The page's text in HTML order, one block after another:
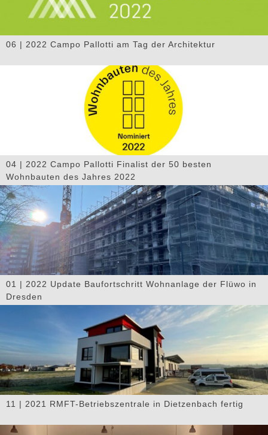
06 | 2022 Campo Pallotti am Tag der Architektur
04 | 2022 Campo Pallotti Finalist der 50 besten
Wohnbauten des Jahres 2022
01 | 2022 Update Baufortschritt Wohnanlage der Flüwo in
Dresden
11 | 2021 RMFT-Betriebszentrale in Dietzenbach fertig